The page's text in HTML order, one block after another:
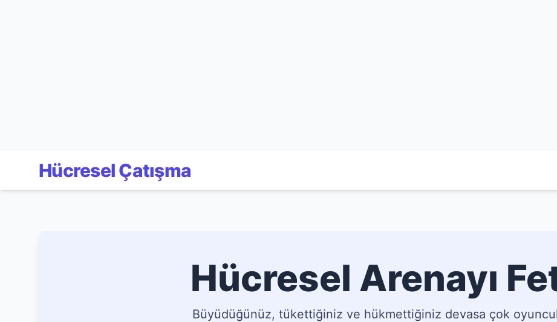
Hücresel Çatışma
Hücresel Arenayı
Büyüdüğünüz, tükettiğiniz ve hükmettiğiniz devasa çok